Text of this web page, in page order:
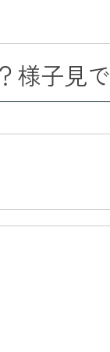
様子見